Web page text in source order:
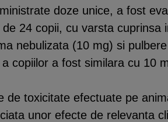
doze unice, a fost
24 copii, cu varsta cuprinsa
nebulizata (10 mg) si
copiilor a fost similara cu 10
de toxicitate efectuate pe
unor efecte de relevanta